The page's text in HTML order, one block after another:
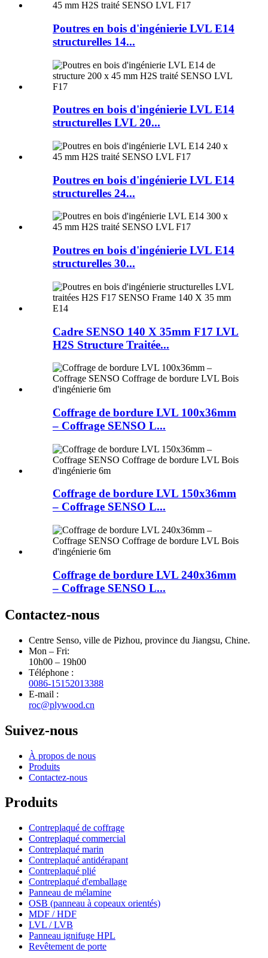
Poutres en bois d'ingénierie LVL E14
structurelles 14...
Poutres en bois d'ingénierie LVL E14
structurelles LVL 20...
Poutres en bois d'ingénierie LVL E14
structurelles 24...
Poutres en bois d'ingénierie LVL E14
structurelles 30...
Cadre SENSO 140 X 35mm F17 LVL
H2S Structure Traitée...
Coffrage de bordure LVL 100x36mm
– Coffrage SENSO L...
Coffrage de bordure LVL 150x36mm
– Coffrage SENSO L...
Coffrage de bordure LVL 240x36mm
– Coffrage SENSO L...
Contactez-nous
Centre Senso, ville de Pizhou, province du Jiangsu, Chine.
Mon – Fri:
10h00 – 19h00
Téléphone :
0086-15152013388
E-mail :
roc@plywood.cn
Suivez-nous
À propos de nous
Produits
Contactez-nous
Produits
Contreplaqué de coffrage
Contreplaqué commercial
Contreplaqué marin
Contreplaqué antidérapant
Contreplaqué plié
Contreplaqué d'emballage
Panneau de mélamine
OSB (panneau à copeaux orientés)
MDF / HDF
LVL / LVB
Panneau ignifuge HPL
Revêtement de porte